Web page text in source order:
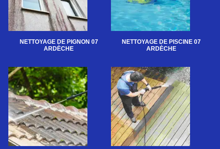
NETTOYAGE DE PIGNON 07
ARDÈCHE
NETTOYAGE DE PISCINE 07
ARDÈCHE